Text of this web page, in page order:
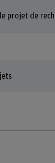
projet de